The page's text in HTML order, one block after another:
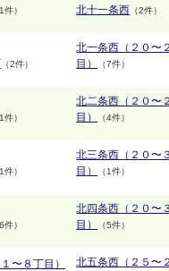
1件） 北十一条西 （2件）
（2件）
北一条西（２０〜
目）
（7件）
1件）
北二条西（２０〜
目）
（4件）
1件）
北三条西（２０〜
目）
（1件）
6件）
北四条西（２０〜
目）
（5件）
〜８丁目）
北五条西（２５〜